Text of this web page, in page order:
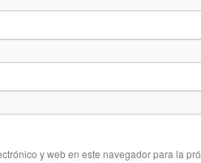
y web en este navegador para la